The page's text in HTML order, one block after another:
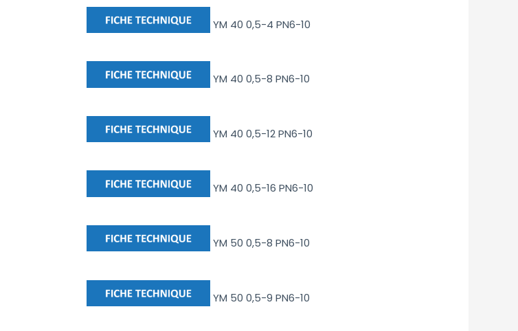
YM 40 0,5-4 PN6-10
YM 40 0,5-8 PN6-10
YM 40 0,5-12 PN6-10
YM 40 0,5-16 PN6-10
YM 50 0,5-8 PN6-10
YM 50 0,5-9 PN6-10